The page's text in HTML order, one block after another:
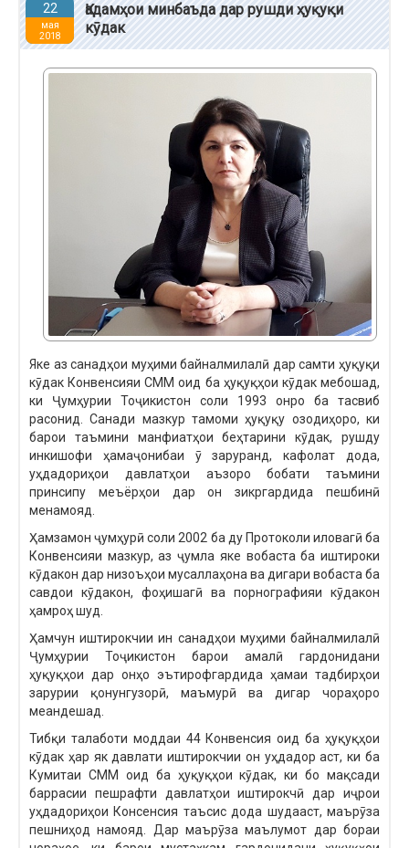
22
мая
2018
Қадамҳои минбаъда дар рушди ҳуқуқи
кӯдак
Яке аз санадҳои муҳими байналмилалӣ дар самти ҳуқуқи
кӯдак Конвенсияи СММ оид ба ҳуқуқҳои кӯдак мебошад,
ки Ҷумҳурии Тоҷикистон соли 1993 онро ба тасвиб
расонид. Санади мазкур тамоми ҳуқуқу озодиҳоро, ки
барои таъмини манфиатҳои беҳтарини кӯдак, рушду
инкишофи ҳамаҷонибаи ӯ заруранд, кафолат дода,
уҳдадориҳои давлатҳои аъзоро бобати таъмини
принсипу меъёрҳои дар он зикргардида пешбинӣ
менамояд.
Ҳамзамон ҷумҳурӣ соли 2002 ба ду Протоколи иловагӣ ба
Конвенсияи мазкур, аз ҷумла яке вобаста ба иштироки
кӯдакон дар низоъҳои мусаллаҳона ва дигари вобаста ба
савдои кӯдакон, фоҳишагӣ ва порнографияи кӯдакон
ҳамроҳ шуд.
Ҳамчун иштирокчии ин санадҳои муҳими байналмилалӣ
Ҷумҳурии Тоҷикистон барои амалӣ гардонидани
ҳуқуқҳои дар онҳо эътирофгардида ҳамаи тадбирҳои
зарурии қонунгузорӣ, маъмурӣ ва дигар чораҳоро
меандешад.
Тибқи талаботи моддаи 44 Конвенсия оид ба ҳуқуқҳои
кӯдак ҳар як давлати иштирокчии он уҳдадор аст, ки ба
Кумитаи СММ оид ба ҳуқуқҳои кӯдак, ки бо мақсади
баррасии пешрафти давлатҳои иштирокчӣ дар иҷрои
уҳдадориҳои Консенсия таъсис дода шудааст, маърӯза
пешниҳод намояд. Дар маърӯза маълумот дар бораи